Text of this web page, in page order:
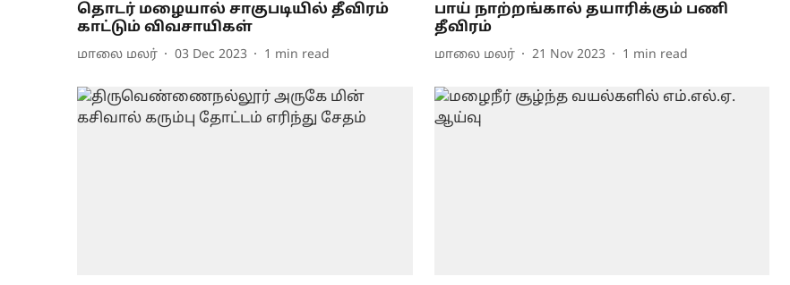
தொடர் மழையால் சாகுபடியில் தீவிரம்
காட்டும் விவசாயிகள்
மாலை மலர் 03 Dec 2023 1 min read
பாய் நாற்றங்கால் தயாரிக்கும் பணி
தீவிரம்
மாலை மலர் 21 Nov 2023 1 min read